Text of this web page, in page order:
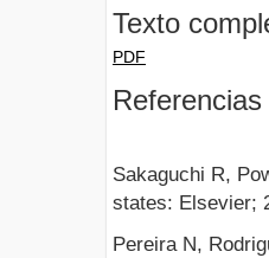
Texto
PDF
Referencias
Sakaguchi R,
states: Elsevier;
Pereira N,